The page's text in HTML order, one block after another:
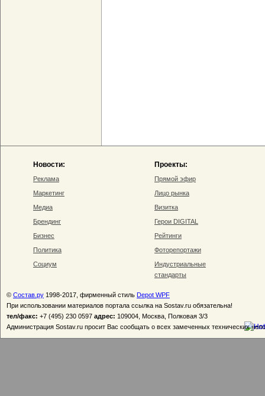
Новости:
Реклама
Маркетинг
Медиа
Брендинг
Бизнес
Политика
Социум
Проекты:
Прямой эфир
Лицо рынка
Визитка
Герои DIGITAL
Рейтинги
Фоторепортажи
Индустриальные
стандарты
© Состав.ру 1998-2017, фирменный стиль Depot WPF
При использовании материалов портала ссылка на Sostav.ru обязательна!
тел/факс: +7 (495) 230 0597 адрес: 109004, Москва, Полковая 3/3
Администрация Sostav.ru просит Вас сообщать о всех замеченных технических